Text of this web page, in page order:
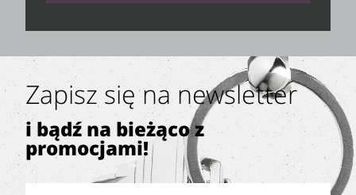
Zapisz się na newsletter
i bądź na bieżąco z
promocjami!